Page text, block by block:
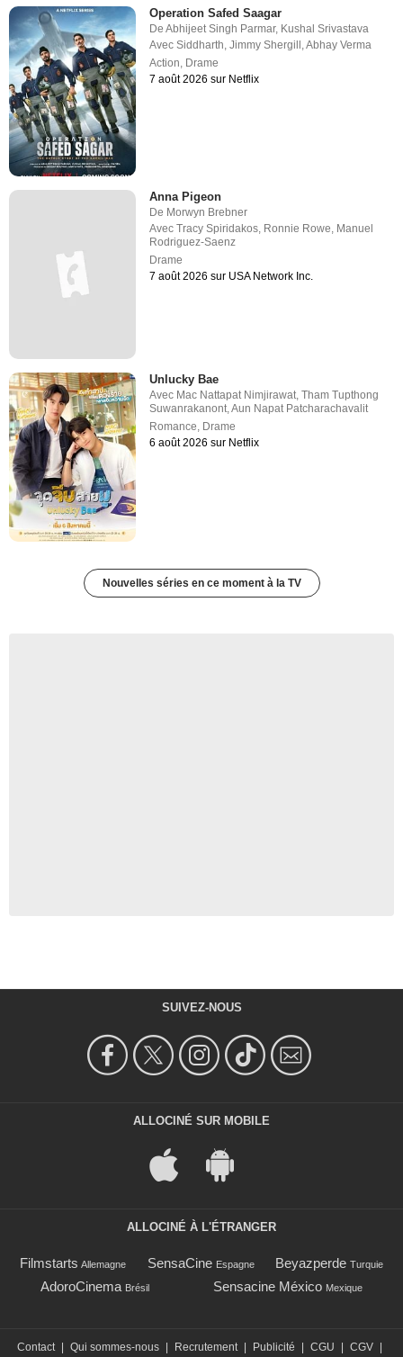
Operation Safed Saagar
DeAbhijeet Singh Parmar, Kushal Srivastava
AvecSiddharth,Jimmy Shergill ,Abhay Verma
Action, Drame
7 août 2026 sur Netflix
Anna Pigeon
De Morwyn Brebner
AvecTracy Spiridakos Ronnie Rowe Manuel
Rodriguez-Saenz
Drame
7 août 2026 sur USA Network Inc.
Unlucky Bae
Avec Mac Nattapat Nimjirawat,Tham Tupthong
Suwanrakanont,Aun Napat Patcharachavalit
Romance, Drame
6 août 2026 sur Netflix
Nouvelles séries en ce moment à la TV
SUIVEZ-NOUS
ALLOCINÉ SUR MOBILE
ALLOCINÉ À L'ÉTRANGER
Filmstarts Allemagne SensaCine Espagne Beyazperde Turquie
AdoroCinema Brésil Sensacine México Mexique
Contact Qui sommes-nous Recrutement Publicité CGU CGV